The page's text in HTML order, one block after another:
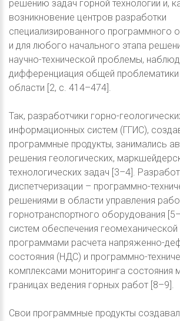
решению задач горной технологии и,
возникновение центров разработки
специализированного программного
и для любого начального этапа
научно-технической проблемы,
дифференциация общей проблематики
области [2, с. 414–474].
Так, разработчики горно-
информационных систем (ГГИС),
программные продукты, занимались
решения геологических,
технологических задач [3–4].
диспетчеризации – программно-
решениями в области управления
горнотранспортного оборудования
систем обеспечения
программами расчета напряженно-
состояния (НДС) и программно-
комплексами мониторинга состояния
границах ведения горных работ [8–9].
Свои программные продукты